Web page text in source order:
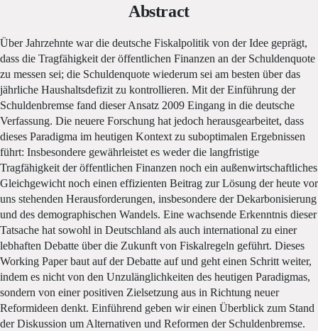
Abstract
Über Jahrzehnte war die deutsche Fiskalpolitik von der Idee geprägt,
dass die Tragfähigkeit der öffentlichen Finanzen an der Schuldenquote
zu messen sei; die Schuldenquote wiederum sei am besten über das
jährliche Haushaltsdefizit zu kontrollieren. Mit der Einführung der
Schuldenbremse fand dieser Ansatz 2009 Eingang in die deutsche
Verfassung. Die neuere Forschung hat jedoch herausgearbeitet, dass
dieses Paradigma im heutigen Kontext zu suboptimalen Ergebnissen
führt: Insbesondere gewährleistet es weder die langfristige
Tragfähigkeit der öffentlichen Finanzen noch ein außenwirtschaftliches
Gleichgewicht noch einen effizienten Beitrag zur Lösung der heute vor
uns stehenden Herausforderungen, insbesondere der Dekarbonisierung
und des demographischen Wandels. Eine wachsende Erkenntnis dieser
Tatsache hat sowohl in Deutschland als auch international zu einer
lebhaften Debatte über die Zukunft von Fiskalregeln geführt. Dieses
Working Paper baut auf der Debatte auf und geht einen Schritt weiter,
indem es nicht von den Unzulänglichkeiten des heutigen Paradigmas,
sondern von einer positiven Zielsetzung aus in Richtung neuer
Reformideen denkt. Einführend geben wir einen Überblick zum Stand
der Diskussion um Alternativen und Reformen der Schuldenbremse.